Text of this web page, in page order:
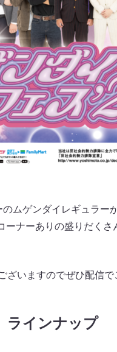
ムゲンダイレギュラー
ナーありの盛りだくさ
いますのでぜひ配信で
ラインナップ